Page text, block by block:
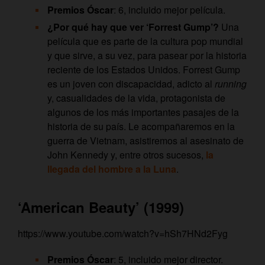
Premios Óscar: 6, incluido mejor película.
¿Por qué hay que ver ‘Forrest Gump’? Una
película que es parte de la cultura pop mundial
y que sirve, a su vez, para pasear por la historia
reciente de los Estados Unidos. Forrest Gump
es un joven con discapacidad, adicto al running
y, casualidades de la vida, protagonista de
algunos de los más importantes pasajes de la
historia de su país. Le acompañaremos en la
guerra de Vietnam, asistiremos al asesinato de
John Kennedy y, entre otros sucesos, la
llegada del hombre a la Luna.
‘American Beauty’ (1999)
https://www.youtube.com/watch?v=hSh7HNd2Fyg
Premios Óscar: 5, incluido mejor director.